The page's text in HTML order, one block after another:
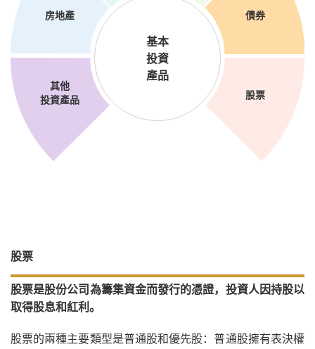
基本
投資
產品
股票
債券
房地產
其他
投資產品
股票
股票是股份公司為籌集資金而發行的憑證，投資人因持股以
取得股息和紅利。
股票的兩種主要類型是普通股和優先股：普通股擁有表決權